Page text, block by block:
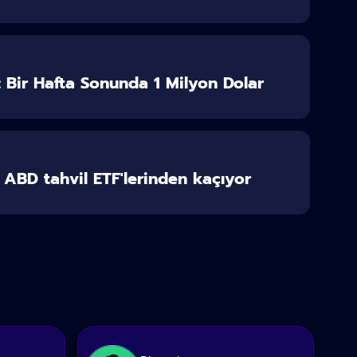
Hafta Sonunda 1 Milyon Dolar
ABD tahvil ETF'lerinden kaçıyor